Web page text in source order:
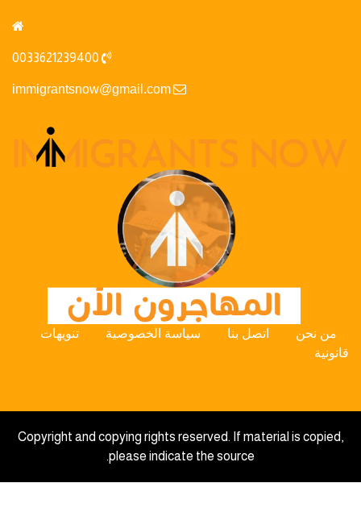
immigrantsnow@gmail.com
من نحن اتصل بنا سياسة الخصوصية
تنويهات
قانونية
Copyright and copying rights reserved. If material is copied,
please indicate the source.